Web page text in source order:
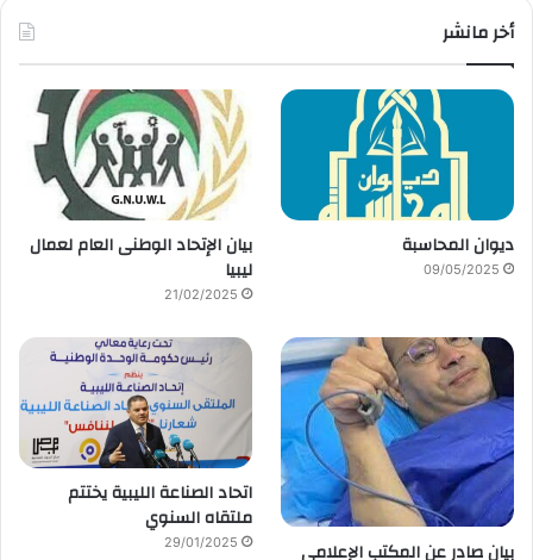
أخر مانشر
ديوان المحاسبة
09/05/2025
بيان الإتحاد الوطنى العام لعمال
ليبيا
21/02/2025
بيان صادر عن المكتب الإعلامي
اتحاد الصناعة الليبية يختتم
ملتقاه السنوي
29/01/2025